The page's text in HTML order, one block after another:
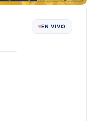
EN VIVO